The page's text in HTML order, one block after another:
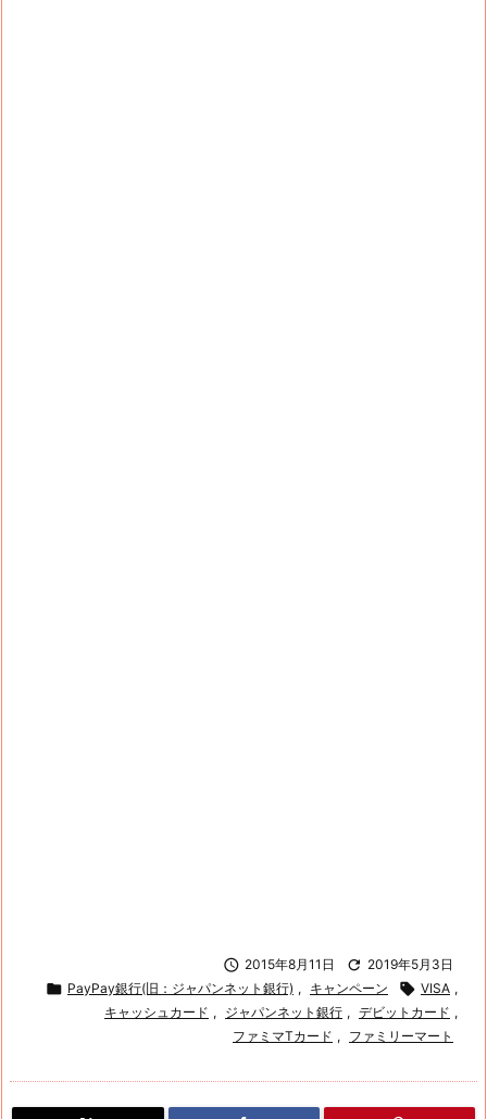
 2015年8月11日  2019年5月3日
 PayPay銀行(旧：ジャパンネット銀行) , キャンペーン  VISA ,
キャッシュカード , ジャパンネット銀行 , デビットカード ,
ファミマTカード , ファミリーマート